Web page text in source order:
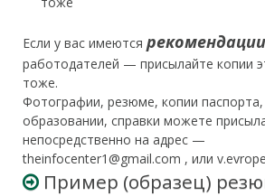
Если у вас имеются рекомендации
работодателей — присылайте копии
тоже.
Фотографии, резюме, копии
образовании, справки можете
непосредственно на адрес —
theinfocenter1@gmail.com , или
Пример (образец)